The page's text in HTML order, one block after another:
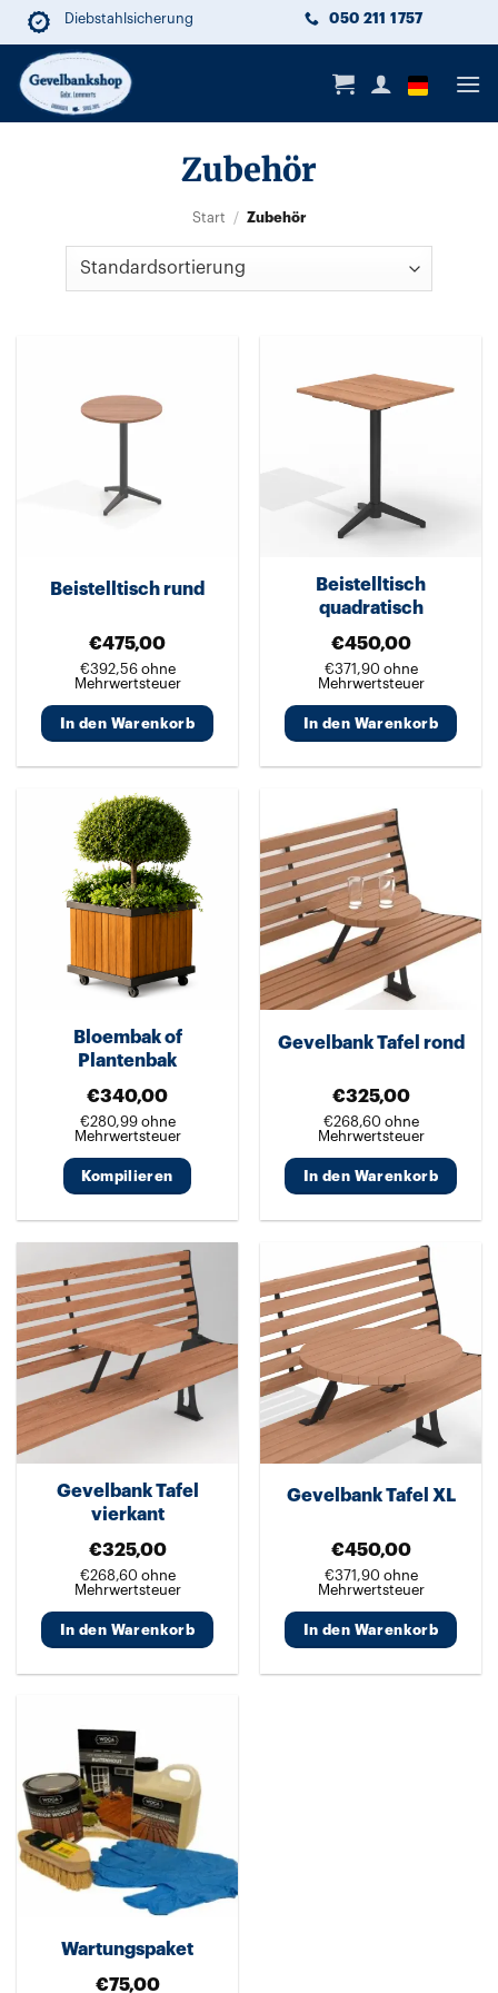
Zum
springen
Diebstahlsicherung
Nachhaltig
Lange Lebensdauer 050 211 1757
Zubehör
Start / Zubehör
Beistelltisch rund
€475,00
€392,56ohne
Mehrwertsteuer
In den Warenkorb
Beistelltisch
quadratisch
€450,00
€371,90 ohne
Mehrwertsteuer
In den Warenkorb
Bloembak of
Plantenbak
€340,00
€280,99ohne
Mehrwertsteuer
Kompilieren
weist
mehrere
Varianten
auf.
Die
Optionen
auf
der
Produktseite
gewählt
werden
Gevelbank Tafel rond
€325,00
€268,60 ohne
Mehrwertsteuer
In den Warenkorb
Gevelbank Tafel
vierkant
€325,00
€268,60 ohne
Mehrwertsteuer
In den Warenkorb
Gevelbank Tafel XL
€450,00
€371,90 ohne
Mehrwertsteuer
In den Warenkorb
Wartungspaket
€75,00